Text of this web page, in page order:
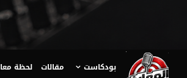
بودكاست مقالات لحظة